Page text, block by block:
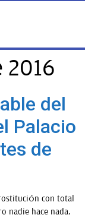
2016
del
Palacio
de
con total
nadie hace nada.